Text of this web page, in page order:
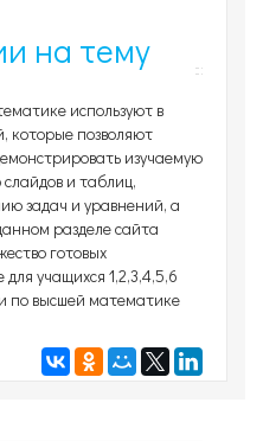
на тему
используют в
которые позволяют
изучаемую
и таблиц,
задач и уравнений, а
разделе сайта
готовых
учащихся 1,2,3,4,5,6
по высшей математике